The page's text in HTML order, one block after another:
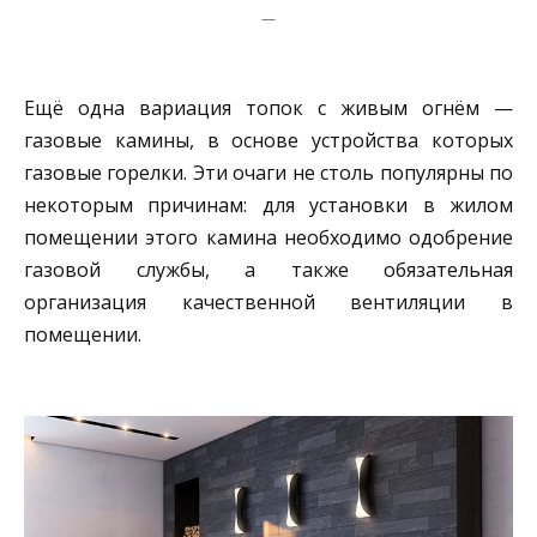
—
Ещё одна вариация топок с живым огнём —
газовые камины, в основе устройства которых
газовые горелки. Эти очаги не столь популярны по
некоторым причинам: для установки в жилом
помещении этого камина необходимо одобрение
газовой службы, а также обязательная
организация качественной вентиляции в
помещении.